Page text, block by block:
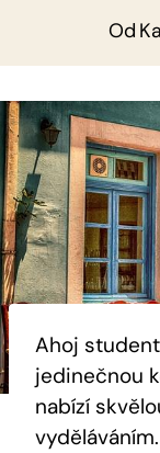
Od
Ahoj
jedinečnou
nabízí